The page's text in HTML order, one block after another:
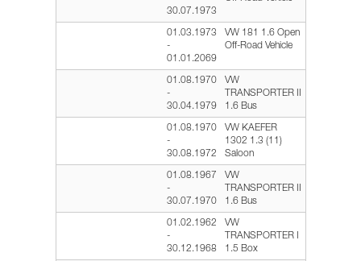
30.07.1973
01.03.1973
-
01.01.2069
VW 181 1.6 Open
Off-Road Vehicle
01.08.1970
-
30.04.1979
VW
TRANSPORTER II
1.6 Bus
01.08.1970
-
30.08.1972
VW KAEFER
1302 1.3 (11)
Saloon
01.08.1967
-
30.07.1970
VW
TRANSPORTER II
1.6 Bus
01.02.1962
-
30.12.1968
VW
TRANSPORTER I
1.5 Box